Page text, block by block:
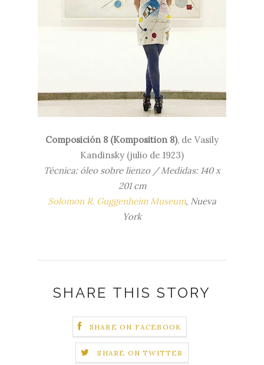
Composición 8 (Komposition 8), de Vasily
Kandinsky (julio de 1923)
Técnica: óleo sobre lienzo / Medidas: 140 x
201 cm
Solomon R. Guggenheim Museum, Nueva
York
SHARE THIS STORY
SHARE ON FACEBOOK
SHARE ON TWITTER